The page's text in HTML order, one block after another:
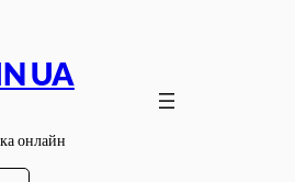
UA
онлайн